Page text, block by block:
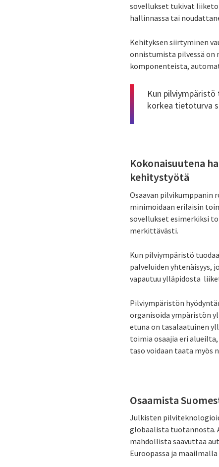
sovellukset tukivat
hallinnassa tai
Kehityksen siirtyminen
onnistumista pilvessä
komponenteista,
Kun
korkea tietoturva
Kokonaisuutena
kehitystyötä
Osaavan pilvikumppanin
minimoidaan erilaisin
sovellukset esimerkiksi
merkittävästi.
Kun pilviympäristö
palveluiden yhtenäisyys,
vapautuu ylläpidosta
Pilviympäristön
organisoida ympäristön
etuna on tasalaatuinen
toimia osaajia eri
taso voidaan taata myös
Osaamista
Julkisten
globaalista tuotannosta.
mahdollista saavuttaa
Euroopassa ja